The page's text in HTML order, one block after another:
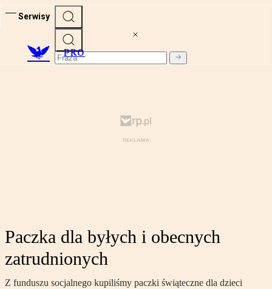
Serwisy
PRO
Paczka dla byłych i obecnych
zatrudnionych
Z funduszu socjalnego kupiliśmy paczki świąteczne dla dzieci